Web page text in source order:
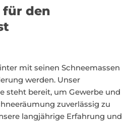
den
mit seinen Schneemassen
werden. Unser
steht bereit, um Gewerbe und
zuverlässig zu
langjährige Erfahrung und